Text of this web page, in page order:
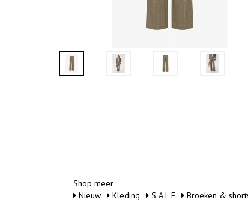
Shop meer
Nieuw
Kleding S A L E Broeken &